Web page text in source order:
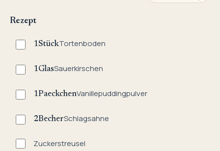
Rezept
1StückTortenboden
1GlasSauerkirschen
1PaeckchenVanillepuddingpulver
2BecherSchlagsahne
Zuckerstreusel